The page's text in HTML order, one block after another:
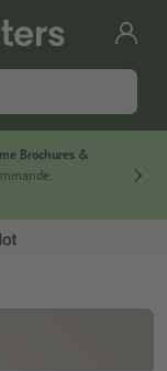
Brochures &